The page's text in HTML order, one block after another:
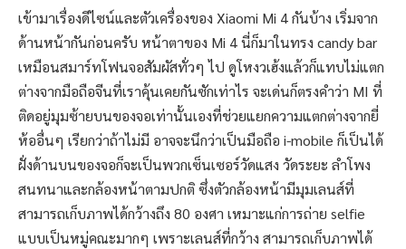
เข้ามาเรื่องดีไซน์และตัวเครื่องของ Xiaomi Mi 4 กันบ้าง เริ่มจาก
ด้านหน้ากันก่อนครับ หน้าตาของ Mi 4 นี่ก็มาในทรง candy bar
เหมือนสมาร์ทโฟนจอสัมผัสทั่วๆ ไป ดูโหงวเฮ้งแล้วก็แทบไม่แตก
ต่างจากมือถือจีนที่เราคุ้นเคยกันซักเท่าไร จะเด่นก็ตรงคำว่า MI ที่
ติดอยู่มุมซ้ายบนของจอเท่านั้นเองที่ช่วยแยกความแตกต่างจากยี่
ห้ออื่นๆ เรียกว่าถ้าไม่มี อาจจะนึกว่าเป็นมือถือ i-mobile ก็เป็นได้
ฝั่งด้านบนของจอก็จะเป็นพวกเซ็นเซอร์วัดแสง วัดระยะ ลำโพง
สนทนาและกล้องหน้าตามปกติ ซึ่งตัวกล้องหน้ามีมุมเลนส์ที่
สามารถเก็บภาพได้กว้างถึง 80 องศา เหมาะแก่การถ่าย selfie
แบบเป็นหมู่คณะมากๆ เพราะเลนส์ที่กว้าง สามารถเก็บภาพได้